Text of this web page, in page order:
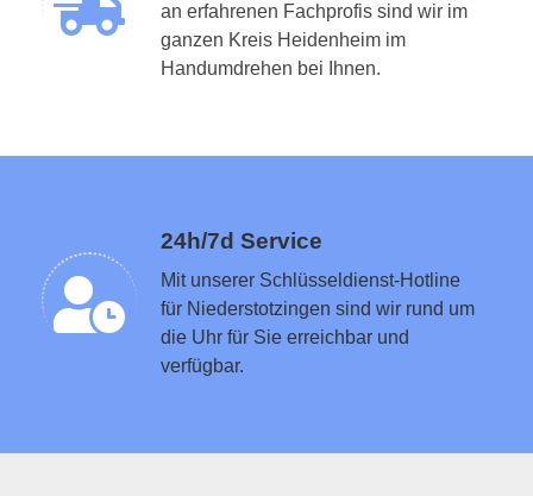
an erfahrenen Fachprofis sind wir im
ganzen Kreis Heidenheim im
Handumdrehen bei Ihnen.
24h/7d Service
Mit unserer Schlüsseldienst-Hotline
für Niederstotzingen sind wir rund um
die Uhr für Sie erreichbar und
verfügbar.
Schlüsseldienst in der Nähe vermitteln